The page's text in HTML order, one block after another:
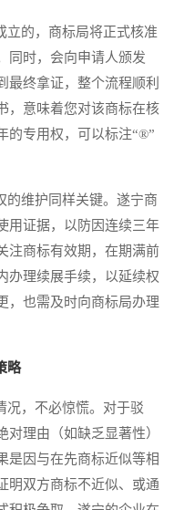
的，商标局将正式核准
同时，会向申请人颁发
最终拿证，整个流程顺利
，意味着您对该商标在核
的专用权，可以标注“®”
维护同样关键。遂宁商
用证据，以防因连续三年
注商标有效期，在期满前
办理续展手续，以延续权
，也需及时向商标局办理
略
，不必惊慌。对于驳
对理由（如缺乏显著性）
是因与在先商标近似等相
明双方商标不近似、或通